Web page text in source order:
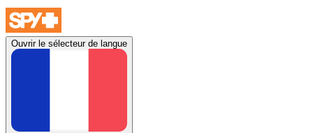
Ouvrir le sélecteur de langue